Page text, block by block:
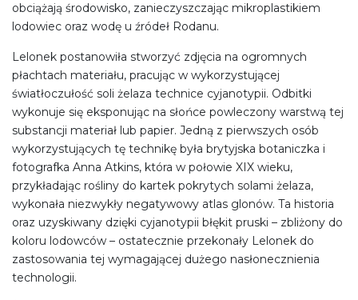
obciążają środowisko, zanieczyszczając mikroplastikiem
lodowiec oraz wodę u źródeł Rodanu.
Lelonek postanowiła stworzyć zdjęcia na ogromnych
płachtach materiału, pracując w wykorzystującej
światłoczułość soli żelaza technice cyjanotypii. Odbitki
wykonuje się eksponując na słońce powleczony warstwą tej
substancji materiał lub papier. Jedną z pierwszych osób
wykorzystujących tę technikę była brytyjska botaniczka i
fotografka Anna Atkins, która w połowie XIX wieku,
przykładając rośliny do kartek pokrytych solami żelaza,
wykonała niezwykły negatywowy atlas glonów. Ta historia
oraz uzyskiwany dzięki cyjanotypii błękit pruski – zbliżony do
koloru lodowców – ostatecznie przekonały Lelonek do
zastosowania tej wymagającej dużego nasłonecznienia
technologii.